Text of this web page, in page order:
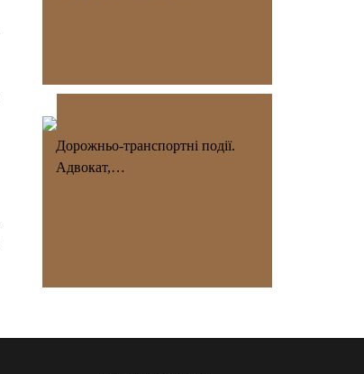
Дорожньо-транспортні події.
Адвокат,…